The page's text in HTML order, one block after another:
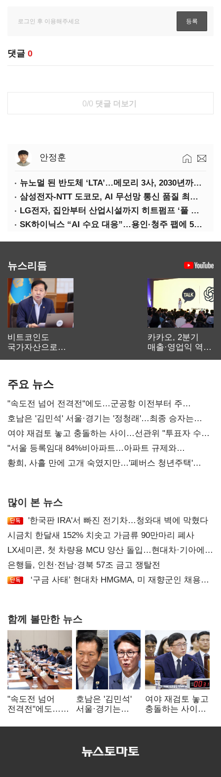
댓글 0
0/0 댓글 더보기
안정훈
뉴노멀 된 반도체 ‘LTA’…메모리 3사, 2030년까지 54조 선불 계약
삼성전자-NTT 도코모, AI 무선망 통신 품질 최적화 기술 검증
LG전자, 집안부터 산업시설까지 히트펌프 ‘풀 라인업’ 강화
SK하이닉스 “AI 수요 대응”…용인·청주 팹에 54조 투자
뉴스리듬
비트코인도
국가자산으로…'
카카오, 2분기
매출·영업익 역대
주요 뉴스
"속도전 넘어 전격전"에도…군공항 이전부터 주
52시간까지 '뇌관'
호남은 '김민석' 서울·경기는 '정청래'…최종 승자는
'안갯속'
여야 재검토 놓고 충돌하는 사이…선관위 "투표자 수
오차 당연"
"서울 등록임대 84%비아파트…아파트 규제와
달리해야"
황희, 사흘 만에 고개 숙였지만…'폐버스 청년주택'
많이 본 뉴스
'한국판 IRA'서 빠진 전기차…청와대 벽에 막혔다
시금치 한달새 152% 치솟고 가금류 90만마리 폐사
LX세미콘, 첫 차량용 MCU 양산 돌입…현대차·기아에
공급
은행들, 인천·전남·경북 57조 금고 쟁탈전
‘구금 사태’ 현대차 HMGMA, 미 재향군인 채용
함께 볼만한 뉴스
"속도전 넘어
전격전"에도…
주 52시간까지
호남은 '김민석'
서울·경기는
승자는 '안갯속'
여야 재검토 놓고
충돌하는 사이…
수 오차 당연"